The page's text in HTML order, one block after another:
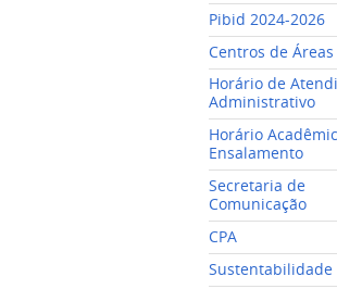
Pibid 2024-2026
Centros de Áreas
Horário de
Administrativo
Horário
Ensalamento
Secretaria de
Comunicação
CPA
Sustentabilidade